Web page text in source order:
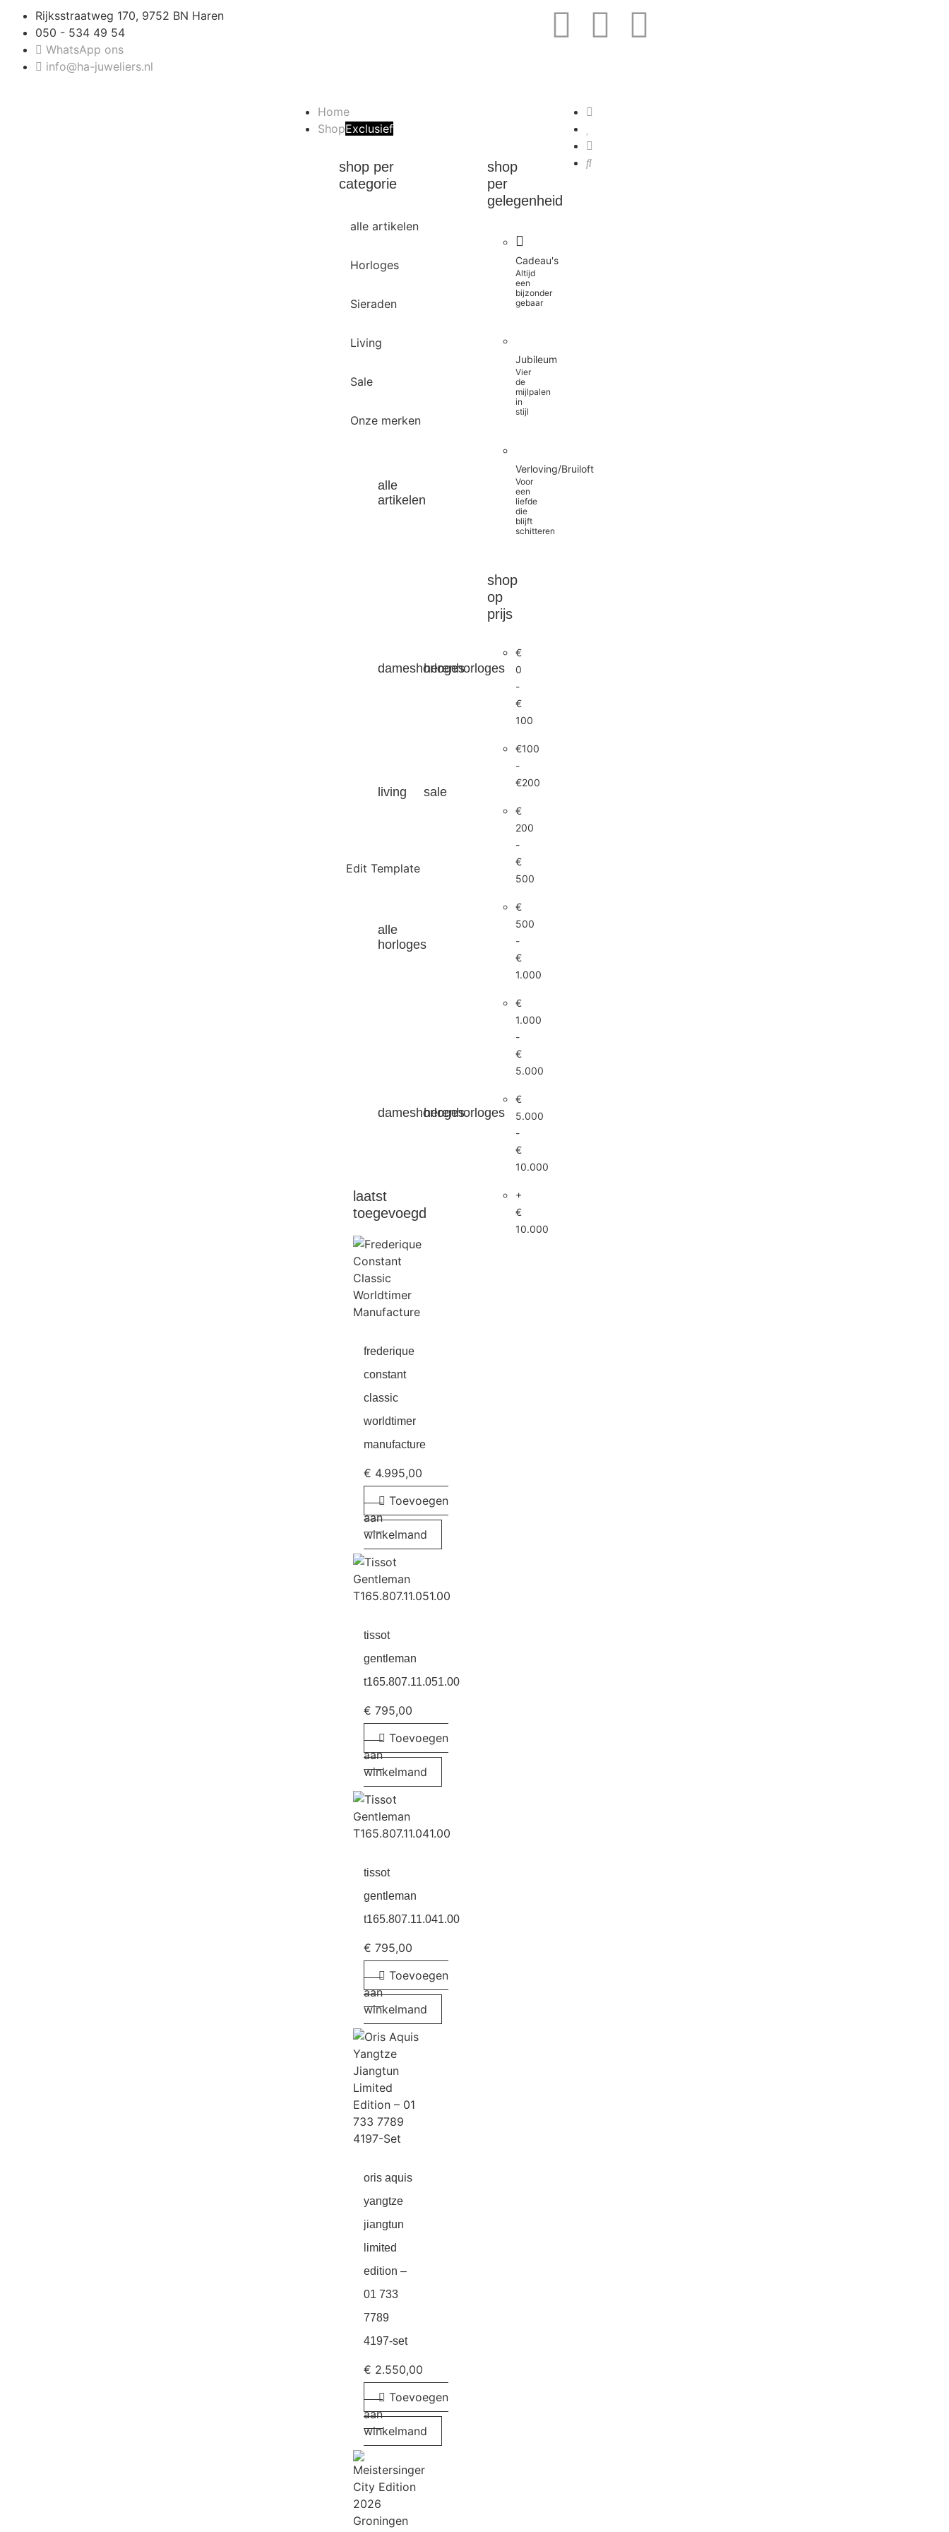
Rijksstraatweg 170, 9752 BN Haren
050 - 534 49 54
WhatsApp ons
info@ha-juweliers.nl
Home
ShopExclusief
shop per
categorie
alle artikelen
Horloges
Sieraden
Living
Sale
Onze merken
alle
artikelen
dameshorlogesherenhorloges
living sale
Edit Template
alle
horloges
dameshorlogesherenhorloges
laatst
toegevoegd
frederique
constant
classic
worldtimer
manufacture
€ 4.995,00
Toevoegen
aan
winkelmand
tissot
gentleman
t165.807.11.051.00
€ 795,00
Toevoegen
aan
winkelmand
tissot
gentleman
t165.807.11.041.00
€ 795,00
Toevoegen
aan
winkelmand
oris aquis
yangtze
jiangtun
limited
edition –
01 733
7789
4197-set
€ 2.550,00
Toevoegen
aan
winkelmand
shop
per
gelegenheid
Cadeau's
Altijd
een
bijzonder
gebaar
Jubileum
Vier
de
mijlpalen
in
stijl
Verloving/Bruiloft
Voor
een
liefde
die
blijft
schitteren
shop
op
prijs
€
0
-
€
100
€100
-
€200
€
200
-
€
500
€
500
-
€
1.000
€
1.000
-
€
5.000
€
5.000
-
€
10.000
+
€
10.000